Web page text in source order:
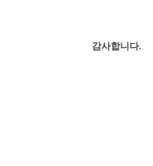
감사합니다.